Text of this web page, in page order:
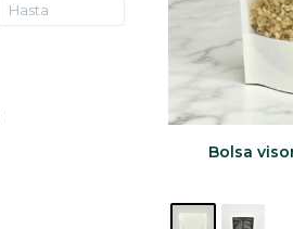
Bolsa